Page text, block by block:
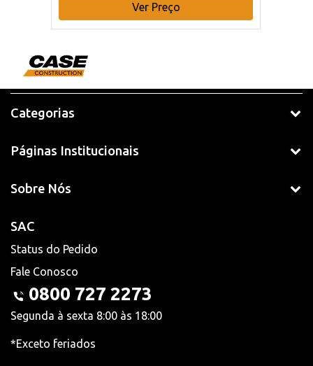
Ver Preço
Categorias
Páginas Institucionais
Sobre Nós
SAC
Status do Pedido
Fale Conosco
0800 727 2273
Segunda à sexta 8:00 às 18:00
*Exceto feriados